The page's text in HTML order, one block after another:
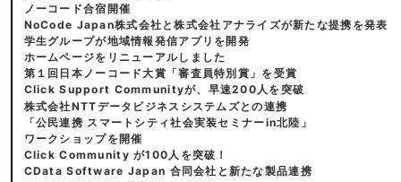
ノーコード合宿開催
NoCode Japan株式会社と株式会社アナライズが新たな提携を発表
学生グループが地域情報発信アプリを開発
ホームページをリニューアルしました
第１回日本ノーコード大賞「審査員特別賞」を受賞
Click Support Communityが、早速200人を突破
株式会社NTTデータビジネスシステムズとの連携
「公民連携 スマートシティ社会実装セミナーin北陸」
ワークショップを開催
Click Community が100人を突破！
CData Software Japan 合同会社と新たな製品連携